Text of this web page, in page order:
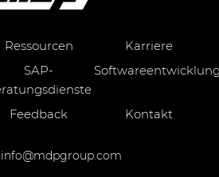
Ressourcen
Karriere
SAP-
Feedback Kontakt
info@mdpgroup.com